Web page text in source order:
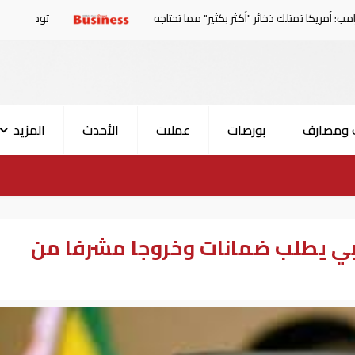
"أكثر بكثير" مما تحتاجه توجهات جديدة للولايات المتحدة.. منح 354.6 مليون دولار
ومصارف بورصات عملات الأحدث المزيد
يطلب ضمانات وخروجا مشرفا من